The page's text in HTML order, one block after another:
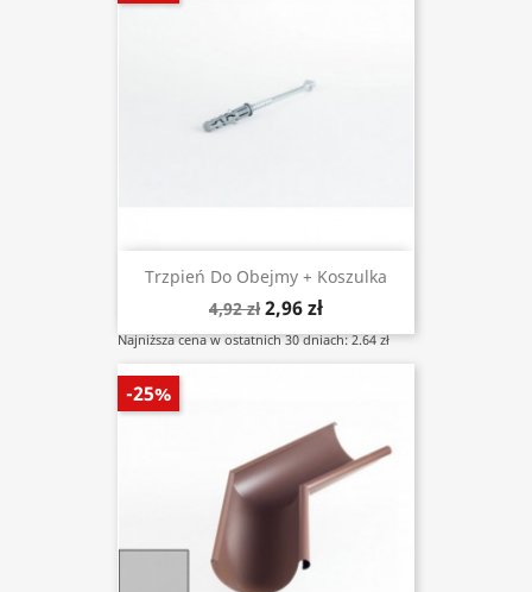
Trzpień Do Obejmy + Koszulka
4,92 zł 2,96 zł
Najniższa cena w ostatnich 30 dniach: 2.64 zł
-25%